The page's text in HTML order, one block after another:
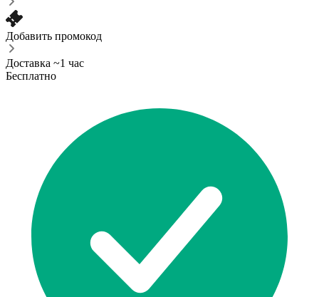
Добавить промокод
Доставка ~1 час
Бесплатно